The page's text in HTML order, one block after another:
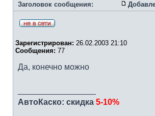
Заголовок сообщения:
Зарегистрирован: 26.02.2003 21:10
Сообщения: 77
Да, конечно можно
АвтоКаско: скидка 5-10%